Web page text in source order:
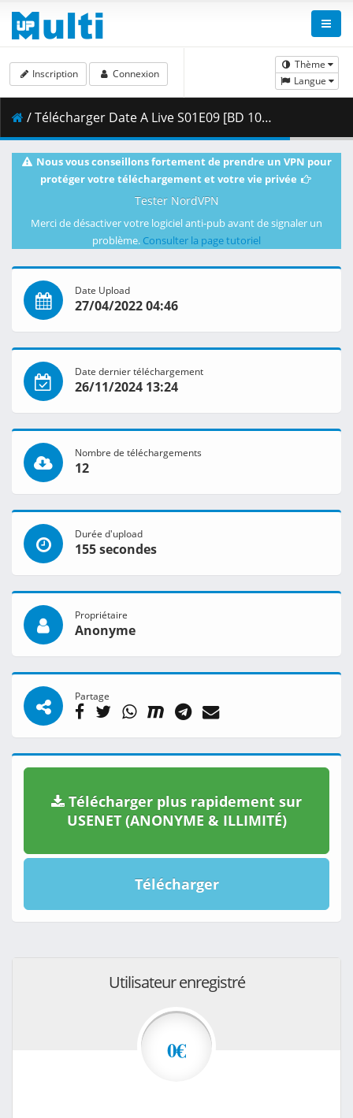
Thème
Langue
Inscription Connexion
/ Télécharger Date A Live S01E09 [BD 1080p HEVC 10bit FLAC] [Dual-Audio].mkv.001 ( 467.22 MB )
Nous vous conseillons fortement de prendre un VPN pour
protéger votre téléchargement et votre vie privée
Tester NordVPN
Merci de désactiver votre logiciel anti-pub avant de signaler un
problème. Consulter la page tutoriel
Date Upload
27/04/2022 04:46
Date dernier téléchargement
26/11/2024 13:24
Nombre de téléchargements
12
Durée d'upload
155 secondes
Propriétaire
Anonyme
Partage
Télécharger plus rapidement sur
USENET (ANONYME & ILLIMITÉ)
Télécharger
Utilisateur enregistré
0€